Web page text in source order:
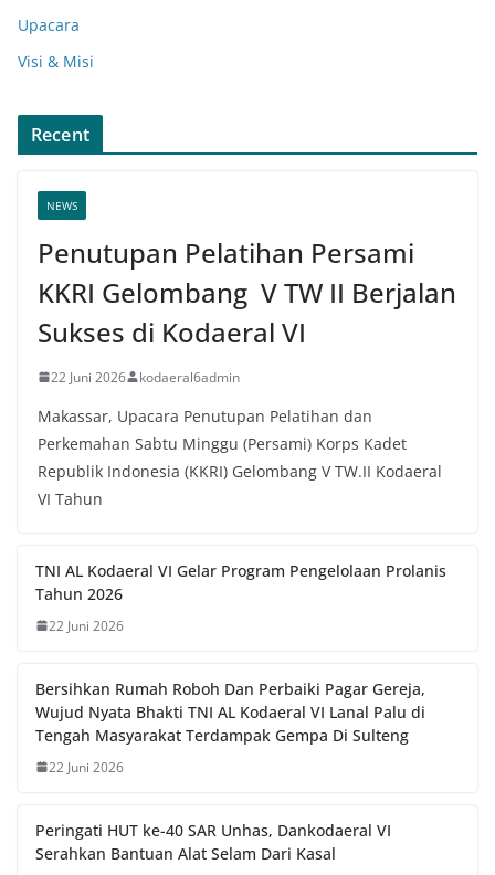
Upacara
Visi & Misi
Recent
NEWS
Penutupan Pelatihan Persami
KKRI Gelombang V TW II Berjalan
Sukses di Kodaeral VI
22 Juni 2026 kodaeral6admin
Makassar, Upacara Penutupan Pelatihan dan
Perkemahan Sabtu Minggu (Persami) Korps Kadet
Republik Indonesia (KKRI) Gelombang V TW.II Kodaeral
VI Tahun
TNI AL Kodaeral VI Gelar Program Pengelolaan Prolanis
Tahun 2026
22 Juni 2026
Bersihkan Rumah Roboh Dan Perbaiki Pagar Gereja,
Wujud Nyata Bhakti TNI AL Kodaeral VI Lanal Palu di
Tengah Masyarakat Terdampak Gempa Di Sulteng
22 Juni 2026
Peringati HUT ke-40 SAR Unhas, Dankodaeral VI
Serahkan Bantuan Alat Selam Dari Kasal